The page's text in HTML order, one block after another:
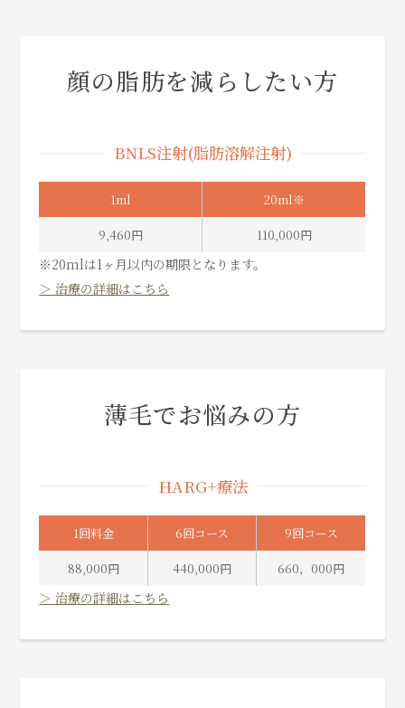
顔の脂肪を減らしたい方
BNLS注射(脂肪溶解注射)
1ml 20ml※
9,460円 110,000円
※20mlは1ヶ月以内の期限となります。
＞ 治療の詳細はこちら
薄毛でお悩みの方
HARG+療法
1回料金 6回コース 9回コース
88,000円 440,000円 660，000円
＞ 治療の詳細はこちら